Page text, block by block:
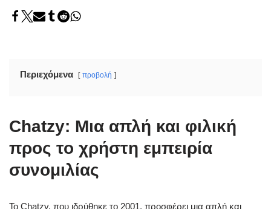
Περιεχόμενα προβολή
Chatzy: Μια απλή και φιλική
προς το χρήστη εμπειρία
συνομιλίας
Το Chatzy, που ιδρύθηκε το 2001, προσφέρει μια απλή και